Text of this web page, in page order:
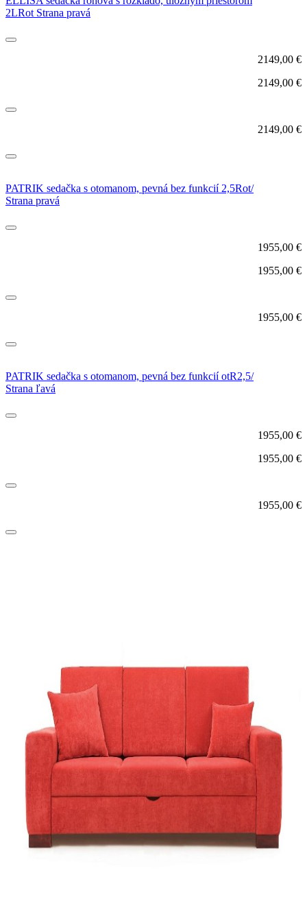
2LRot Strana pravá
2149,00 €
2149,00 €
2149,00 €
PATRIK sedačka s otomanom, pevná bez funkcií 2,5Rot/
Strana pravá
1955,00 €
1955,00 €
1955,00 €
PATRIK sedačka s otomanom, pevná bez funkcií otR2,5/
Strana ľavá
1955,00 €
1955,00 €
1955,00 €